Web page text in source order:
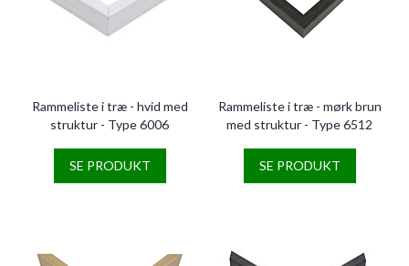
Rammeliste i træ - hvid med
struktur - Type 6006
SE PRODUKT
Rammeliste i træ - mørk brun
med struktur - Type 6512
SE PRODUKT